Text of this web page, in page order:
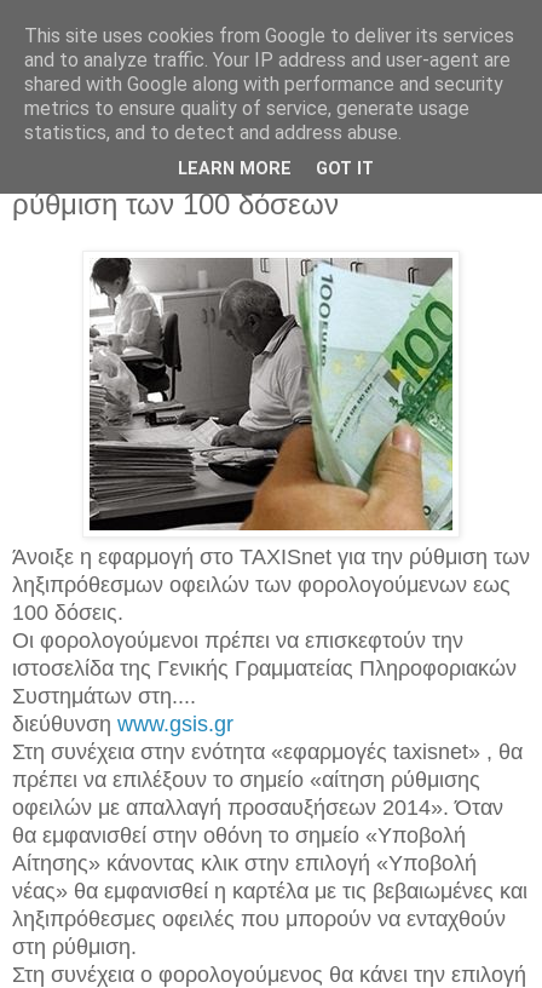
Τρίτη 25 Νοεμβρίου 2014
Ανοιξε η εφαρμογή του Taxisnet για τη
ρύθμιση των 100 δόσεων
Άνοιξε η εφαρμογή στο TAXISnet για την ρύθμιση των
ληξιπρόθεσμων οφειλών των φορολογούμενων εως
100 δόσεις.
Οι φορολογούμενοι πρέπει να επισκεφτούν την
ιστοσελίδα της Γενικής Γραμματείας Πληροφοριακών
Συστημάτων στη....
διεύθυνση www.gsis.gr
Στη συνέχεια στην ενότητα «εφαρμογές taxisnet» , θα
πρέπει να επιλέξουν το σημείο «αίτηση ρύθμισης
οφειλών με απαλλαγή προσαυξήσεων 2014». Όταν
θα εμφανισθεί στην οθόνη το σημείο «Υποβολή
Αίτησης» κάνοντας κλικ στην επιλογή «Υποβολή
νέας» θα εμφανισθεί η καρτέλα με τις βεβαιωμένες και
ληξιπρόθεσμες οφειλές που μπορούν να ενταχθούν
στη ρύθμιση.
Στη συνέχεια ο φορολογούμενος θα κάνει την επιλογή
This site uses cookies from Google to deliver its services
and to analyze traffic. Your IP address and user-agent are
shared with Google along with performance and security
metrics to ensure quality of service, generate usage
statistics, and to detect and address abuse.
LEARN MORE GOT IT